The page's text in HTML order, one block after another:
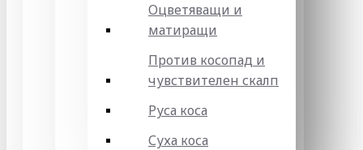
Оцветяващи и
матиращи
Против косопад и
чувствителен скалп
Руса коса
Суха коса